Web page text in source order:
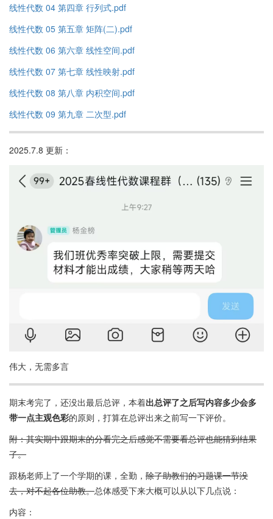
线性代数 04 第四章 行列式.pdf
线性代数 05 第五章 矩阵(二).pdf
线性代数 06 第六章 线性空间.pdf
线性代数 07 第七章 线性映射.pdf
线性代数 08 第八章 内积空间.pdf
线性代数 09 第九章 二次型.pdf
2025.7.8 更新：
伟大，无需多言
期末考完了，还没出最后总评，本着出总评了之后写内容多少会多
带一点主观色彩的原则，打算在总评出来之前写一下评价。
附：其实期中跟期末的分看完之后感觉不需要看总评也能猜到结果
了。
跟杨老师上了一个学期的课，全勤， 除了助教们的习题课一节没
去，对不起各位助教。总体感受下来大概可以从以下几点说：
内容：